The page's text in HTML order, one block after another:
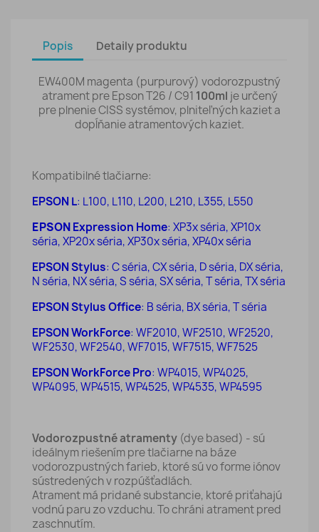
Popis Detaily produktu
EW400M magenta (purpurový) vodorozpustný
atrament pre Epson T26 / C91 100ml je určený
pre plnenie CISS systémov, plniteľných kaziet a
dopĺňanie atramentových kaziet.
Kompatibilné tlačiarne:
EPSON L: L100, L110, L200, L210, L355, L550
EPSONExpression Home: XP3xséria, XP10x
séria, XP20xséria, XP30xséria, XP40x séria
EPSONStylus: Cséria,CXséria, Dséria, DXséria,
N séria, NXséria, S séria,SXséria,Tséria,TXséria
EPSONStylus Office: B séria, BXséria,Tséria
EPSONWorkForce: WF2010, WF2510, WF2520,
WF2530, WF2540, WF7015, WF7515, WF7525
EPSONWorkForce Pro: WP4015, WP4025,
WP4095, WP4515, WP4525, WP4535, WP4595
Vodorozpustné atramenty (dye based) - sú
ideálnym riešením pre tlačiarne na báze
vodorozpustných farieb, ktoré sú vo forme iónov
sústredených v rozpúšťadlách.
Atrament má pridané substancie, ktoré priťahajú
vodnú paru zo vzduchu. To chráni atrament pred
zaschnutím.